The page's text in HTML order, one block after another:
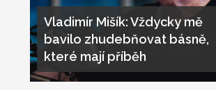
Vladimír Mišík: Vždycky mě
bavilo zhudebňovat básně,
které mají příběh